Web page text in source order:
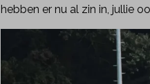
hebben er nu al zin in, jullie